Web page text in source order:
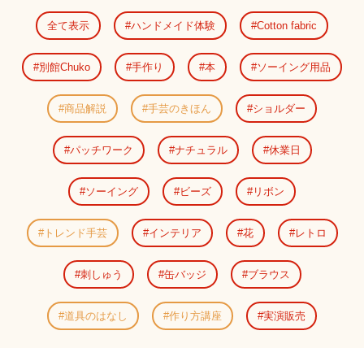
全て表示 ハンドメイド体験 Cotton fabric
別館Chuko 手作り 本 ソーイング用品
商品解説 手芸のきほん ショルダー
パッチワーク ナチュラル 休業日
ソーイング ビーズ リボン
トレンド手芸 インテリア 花 レトロ
刺しゅう 缶バッジ ブラウス
道具のはなし 作り方講座 実演販売